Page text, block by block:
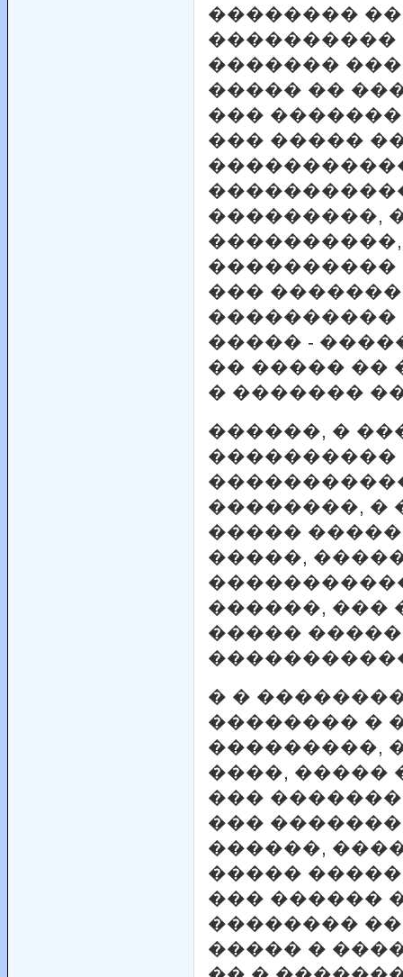
��������
����������
�������
����� ��
���
��� �����
���������,
����������
���
����������
����� -
�� ����� ��
� �������
������, �
����������
��������, �
�����
�����,
������, ���
�����
� �
�������� �
���������,
����, �����
���
���
������,
�����
��� ������
��������
����� �